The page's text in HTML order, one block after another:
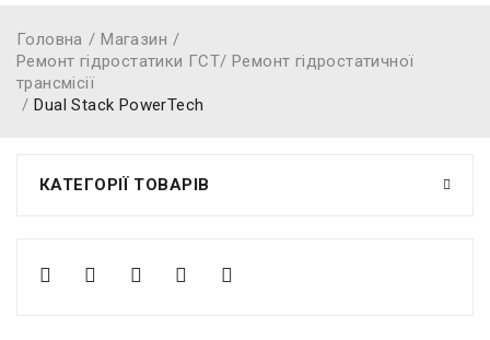
Головна / Магазин /
Ремонт гідростатики ГСТ/ Ремонт гідростатичної
трансмісії
/ Dual Stack PowerTech
КАТЕГОРІЇ ТОВАРІВ